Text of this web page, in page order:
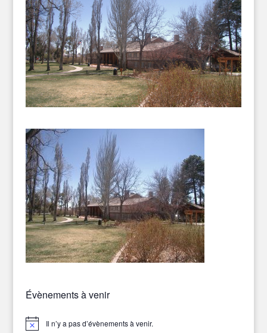
Évènements à venir
Notice Il n’y a pas d’évènements à venir.